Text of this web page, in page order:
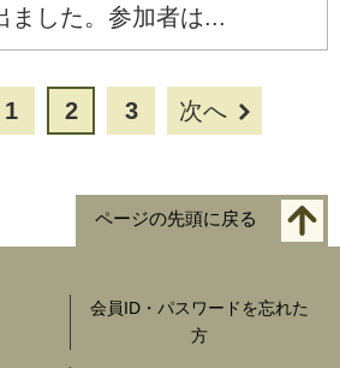
ました。参加者は...
1 2 3 次へ
ページの先頭に戻る
会員ID・パスワードを忘れた
方